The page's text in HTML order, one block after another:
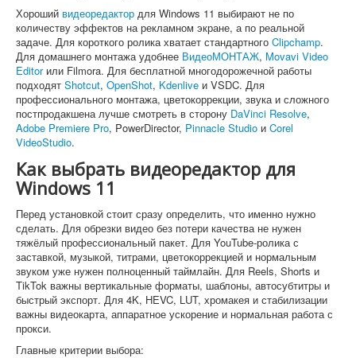
Хороший видеоредактор для Windows 11 выбирают не по
количеству эффектов на рекламном экране, а по реальной
задаче. Для короткого ролика хватает стандартного Clipchamp.
Для домашнего монтажа удобнее ВидеоМОНТАЖ, Movavi Video
Editorили Filmora. Для бесплатной многодорожечной работы
подходят Shotcut, OpenShot, Kdenlive и VSDC. Для
профессионального монтажа, цветокоррекции, звука и сложного
постпродакшена лучше смотреть в сторону DaVinci Resolve,
Adobe Premiere Pro, PowerDirector, Pinnacle Studio и Corel
VideoStudio.
Как выбрать видеоредактор для
Windows 11
Перед установкой стоит сразу определить, что именно нужно
сделать. Для обрезки видео без потери качества не нужен
тяжёлый профессиональный пакет. Для YouTube-ролика с
заставкой, музыкой, титрами, цветокоррекцией и нормальным
звуком уже нужен полноценный таймлайн. Для Reels, Shorts и
TikTok важны вертикальные форматы, шаблоны, автосубтитры и
быстрый экспорт. Для 4K, HEVC, LUT, хромакея и стабилизации
важны видеокарта, аппаратное ускорение и нормальная работа с
прокси.
Главные критерии выбора: